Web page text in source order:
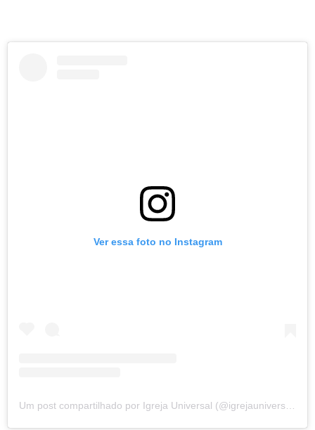
Ver essa foto no Instagram
Um post compartilhado por Igreja Universal (@igrejauniversal)